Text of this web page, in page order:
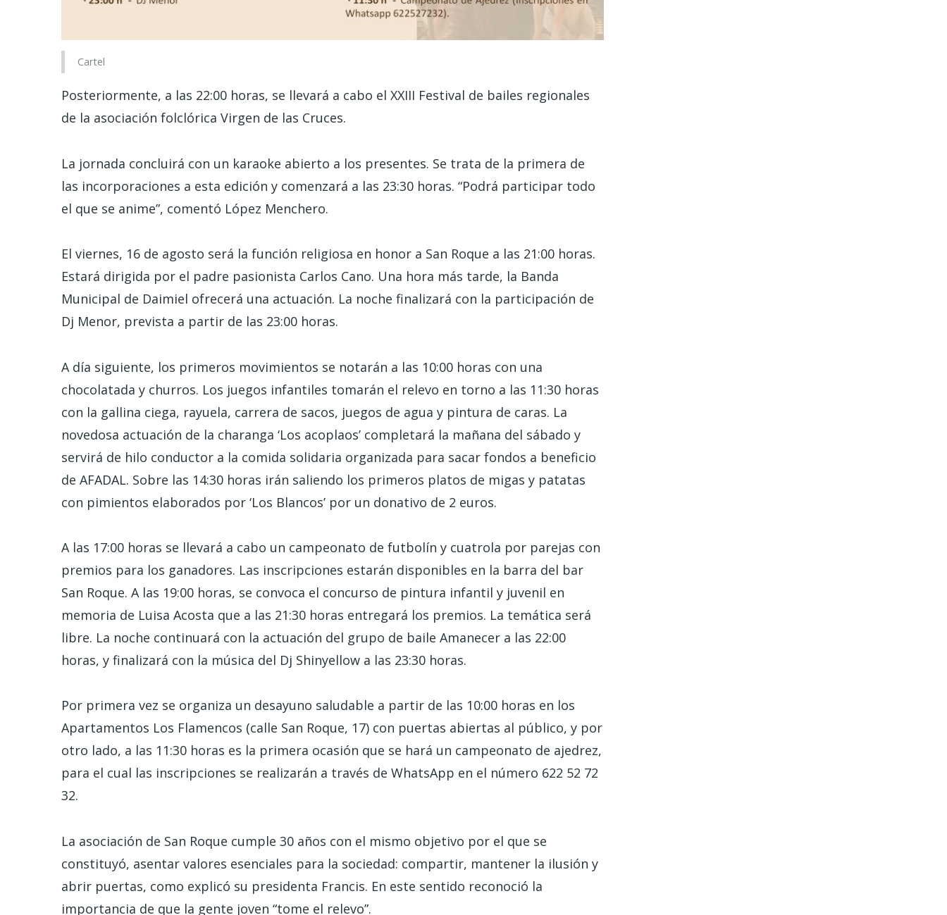
Cartel
Posteriormente, a las 22:00 horas, se llevará a cabo el XXIII Festival de bailes regionales
de la asociación folclórica Virgen de las Cruces.
La jornada concluirá con un karaoke abierto a los presentes. Se trata de la primera de
las incorporaciones a esta edición y comenzará a las 23:30 horas. “Podrá participar todo
el que se anime”, comentó López Menchero.
El viernes, 16 de agosto será la función religiosa en honor a San Roque a las 21:00 horas.
Estará dirigida por el padre pasionista Carlos Cano. Una hora más tarde, la Banda
Municipal de Daimiel ofrecerá una actuación. La noche finalizará con la participación de
Dj Menor, prevista a partir de las 23:00 horas.
A día siguiente, los primeros movimientos se notarán a las 10:00 horas con una
chocolatada y churros. Los juegos infantiles tomarán el relevo en torno a las 11:30 horas
con la gallina ciega, rayuela, carrera de sacos, juegos de agua y pintura de caras. La
novedosa actuación de la charanga ‘Los acoplaos’ completará la mañana del sábado y
servirá de hilo conductor a la comida solidaria organizada para sacar fondos a beneficio
de AFADAL. Sobre las 14:30 horas irán saliendo los primeros platos de migas y patatas
con pimientos elaborados por ‘Los Blancos’ por un donativo de 2 euros.
A las 17:00 horas se llevará a cabo un campeonato de futbolín y cuatrola por parejas con
premios para los ganadores. Las inscripciones estarán disponibles en la barra del bar
San Roque. A las 19:00 horas, se convoca el concurso de pintura infantil y juvenil en
memoria de Luisa Acosta que a las 21:30 horas entregará los premios. La temática será
libre. La noche continuará con la actuación del grupo de baile Amanecer a las 22:00
horas, y finalizará con la música del Dj Shinyellow a las 23:30 horas.
Por primera vez se organiza un desayuno saludable a partir de las 10:00 horas en los
Apartamentos Los Flamencos (calle San Roque, 17) con puertas abiertas al público, y por
otro lado, a las 11:30 horas es la primera ocasión que se hará un campeonato de ajedrez,
para el cual las inscripciones se realizarán a través de WhatsApp en el número 622 52 72
32.
La asociación de San Roque cumple 30 años con el mismo objetivo por el que se
constituyó, asentar valores esenciales para la sociedad: compartir, mantener la ilusión y
abrir puertas, como explicó su presidenta Francis. En este sentido reconoció la
importancia de que la gente joven “tome el relevo”.